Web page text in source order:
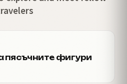
пясъчните фигури